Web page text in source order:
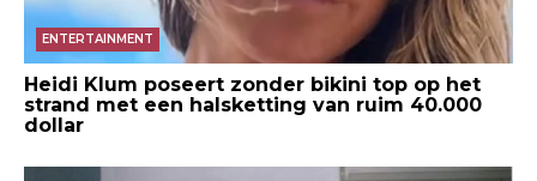
ENTERTAINMENT
Heidi Klum poseert zonder bikini top op het
strand met een halsketting van ruim 40.000
dollar